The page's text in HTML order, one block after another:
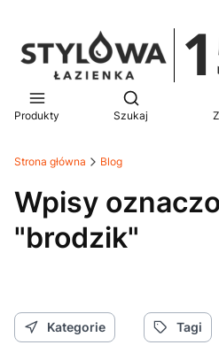
Produkty
Otwórz
Szukaj
Strona główna Blog
Wpisy
"brodzik"
Kategorie Tagi